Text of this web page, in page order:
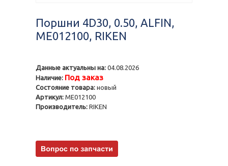
Поршни 4D30, 0.50, ALFIN,
ME012100, RIKEN
Данные актуальны на: 04.08.2026
Наличие: Под заказ
Состояние товара: новый
Артикул: ME012100
Производитель: RIKEN